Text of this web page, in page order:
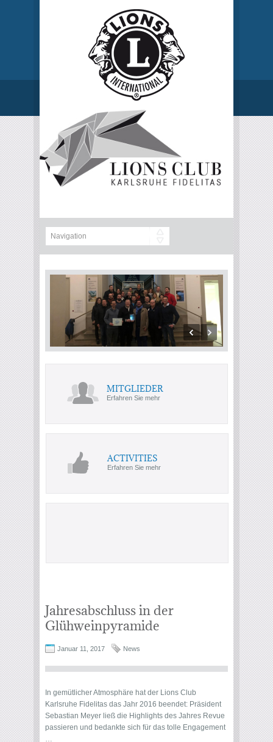
MITGLIEDER
Erfahren Sie mehr
ACTIVITIES
Erfahren Sie mehr
Jahresabschluss in der
Glühweinpyramide
Januar 11, 2017 News
In gemütlicher Atmosphäre hat der Lions Club
Karlsruhe Fidelitas das Jahr 2016 beendet: Präsident
Sebastian Meyer ließ die Highlights des Jahres Revue
passieren und bedankte sich für das tolle Engagement